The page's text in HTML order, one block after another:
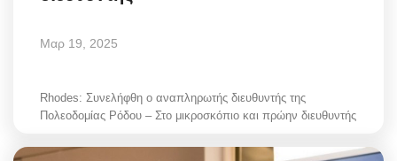
Arts & Culture
Μαρ 19, 2025
Rhodes: Συνελήφθη ο αναπληρωτής διευθυντής της
Πολεοδομίας Ρόδου – Στο μικροσκόπιο και πρώην διευθυντής